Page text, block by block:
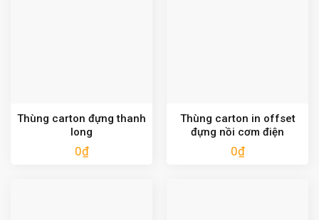
Thùng carton đựng thanh
long
0₫
Thùng carton in offset
đựng nồi cơm điện
0₫